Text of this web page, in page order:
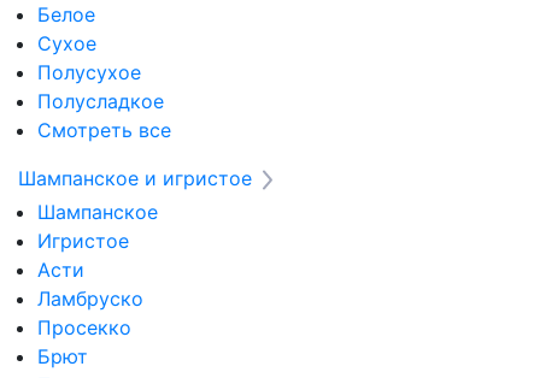
Белое
Сухое
Полусухое
Полусладкое
Смотреть все
Шампанское и игристое
Шампанское
Игристое
Асти
Ламбруско
Просекко
Брют